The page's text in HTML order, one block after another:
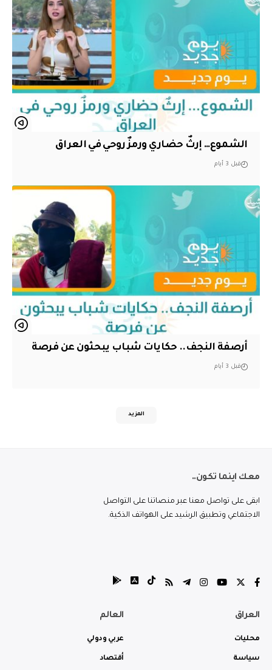
الشموع… إرثٌ حضاري ورمزٌ روحي في العراق
قبل 3 أيام
أرصفة النجف.. حكايات شباب يبحثون عن فرصة
قبل 3 أيام
المزيد
معك اينما تكون..
ابقى على تواصل معنا عبر منصاتنا على التواصل
الاجتماعي وتطبيق الرشيد على الهواتف الذكية.
العراق
محليات
سياسة
العالم
عربي ودولي
أقتصاد